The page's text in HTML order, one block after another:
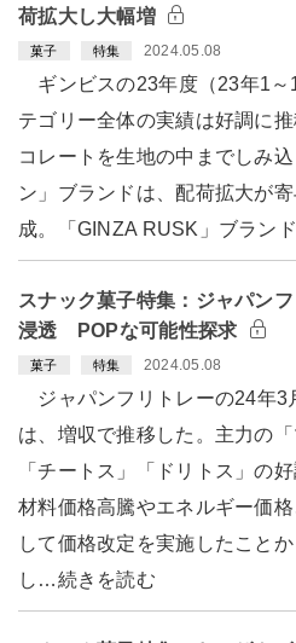
荷拡大し大幅増
菓子 特集 2024.05.08
ギンビスの23年度（23年1～
テゴリー全体の実績は好調に
コレートを生地の中までしみ
ン」ブランドは、配荷拡大が
成。「GINZA RUSK」ブラン
スナック菓子特集：ジャパン
浸透 POPな可能性探求
菓子 特集 2024.05.08
ジャパンフリトレーの24年3
は、増収で推移した。主力の「
「チートス」「ドリトス」の
材料価格高騰やエネルギー価
して価格改定を実施したこと
し…続きを読む